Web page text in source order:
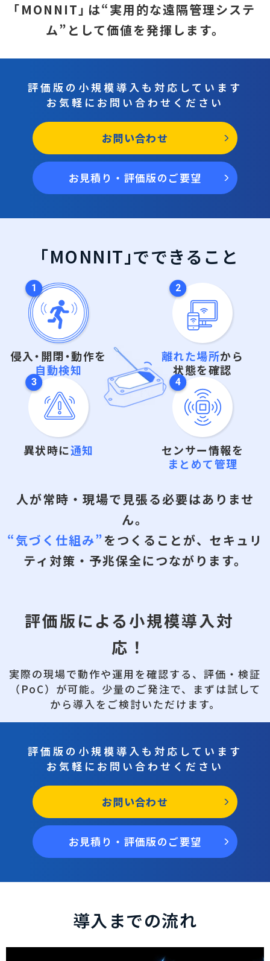
「MONNIT」は“実用的な遠隔管理システ
ム”として価値を発揮します。
評価版の小規模導入も対応しています
お気軽にお問い合わせください
お問い合わせ
お見積り・評価版のご要望
「MONNIT」でできること
侵入・開閉・動作を
自動検知
離れた場所から
状態を確認
異状時に通知
センサー情報を
まとめて管理
人が常時・現場で見張る必要はありませ
ん。
“気づく仕組み”をつくることが、セキュリ
ティ対策・予兆保全につながります。
評価版による小規模導入対
応！
実際の現場で動作や運用を確認する、評価・検証
（PoC）が可能。 少量のご発注で、まずは試して
から導入をご検討いただけます。
評価版の小規模導入も対応しています
お気軽にお問い合わせください
お問い合わせ
お見積り・評価版のご要望
導入までの流れ